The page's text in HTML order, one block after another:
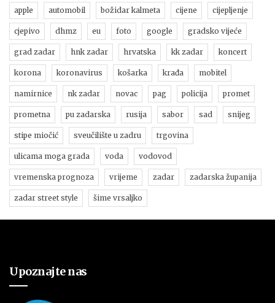
apple automobil božidar kalmeta cijene cijepljenje
cjepivo dhmz eu foto google gradsko vijeće
grad zadar hnk zadar hrvatska kk zadar koncert
korona koronavirus košarka krađa mobitel
namirnice nk zadar novac pag policija promet
prometna pu zadarska rusija sabor sad snijeg
stipe miočić sveučilište u zadru trgovina
ulicama moga grada voda vodovod
vremenska prognoza vrijeme zadar zadarska županija
zadar street style šime vrsaljko
Upoznajte nas